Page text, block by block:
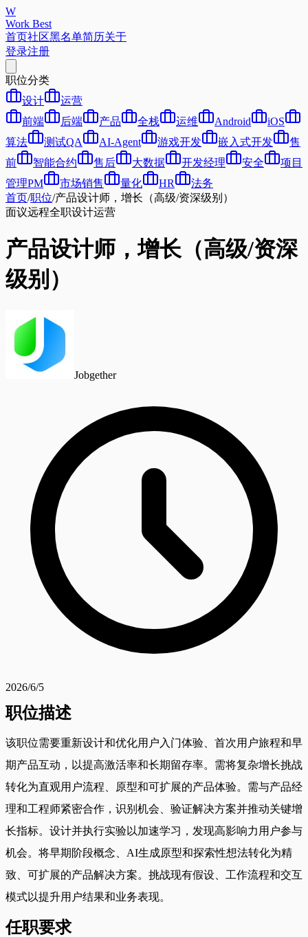
W
Work Best
首页社区黑名单简历关于
登录注册
职位分类
设计
运营
前端
后端 产品 全栈 运维 Android
iOS
算法
测试QA AI-Agent 游戏开发 嵌入式开发
售
前
智能合约 售后 大数据 开发经理 安全
项目
管理PM
市场销售 量化 HR
法务
首页/职位/产品设计师，增长（高级/资深级别）
面议远程全职设计运营
产品设计师，增长（高级/资深
级别）
Jobgether
2026/6/5
职位描述
该职位需要重新设计和优化用户入门体验、首次用户旅程和早
期产品互动，以提高激活率和长期留存率。需将复杂增长挑战
转化为直观用户流程、原型和可扩展的产品体验。需与产品经
理和工程师紧密合作，识别机会、验证解决方案并推动关键增
长指标。设计并执行实验以加速学习，发现高影响力用户参与
机会。将早期阶段概念、AI生成原型和探索性想法转化为精
致、可扩展的产品解决方案。挑战现有假设、工作流程和交互
模式以提升用户结果和业务表现。
任职要求